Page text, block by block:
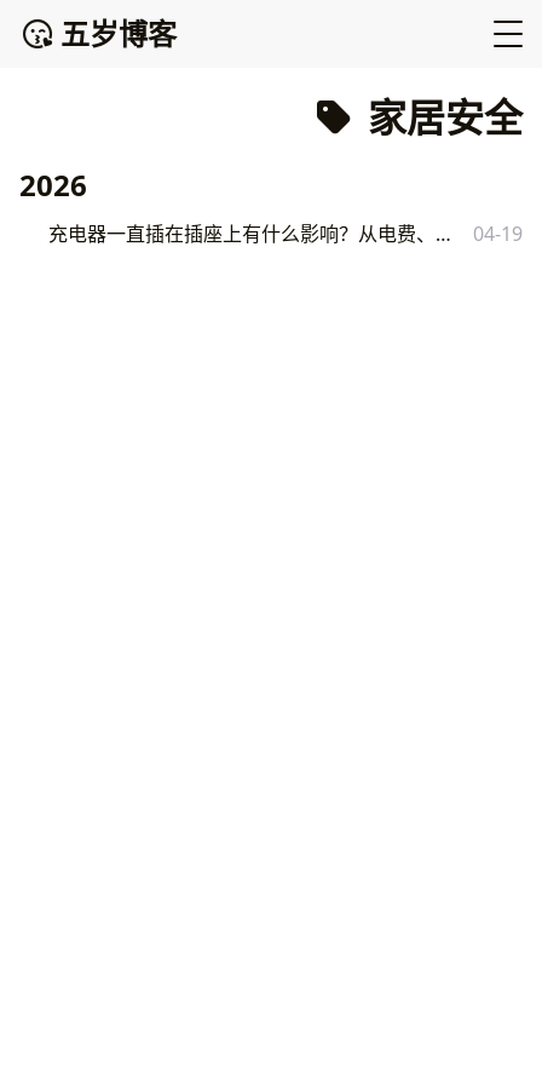
五岁博客
家居安全
2026
充电器一直插在插座上有什么影响？从电费、寿命、安全三方面详解 04-19